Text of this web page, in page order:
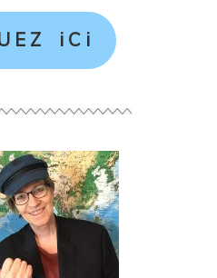
E Z i C i